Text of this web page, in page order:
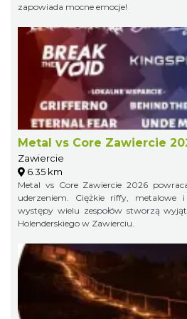
zapowiada mocne emocje!
Metal vs Core Zawiercie
Zawiercie
6.35 km
Metal vs Core Zawiercie 2026
uderzeniem. Ciężkie riffy, metalowe
występy wielu zespołów stworzą
Holenderskiego w Zawierciu.